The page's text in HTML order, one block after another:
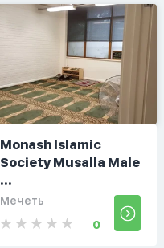
Monash Islamic
Society Musalla Male
...
Мечеть
0